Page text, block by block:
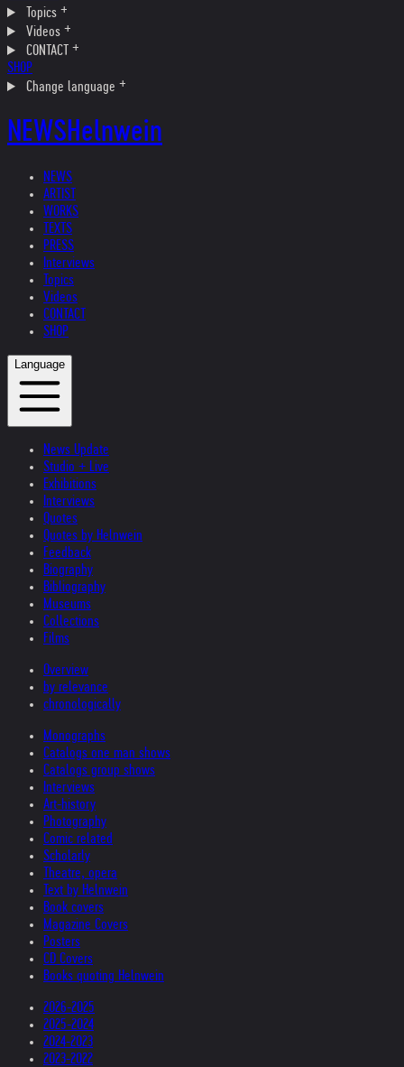
Topics
Videos
CONTACT
SHOP
Change language
NEWSHelnwein
NEWS
ARTIST
WORKS
TEXTS
PRESS
Interviews
Topics
Videos
CONTACT
SHOP
Language
News Update
Studio + Live
Exhibitions
Interviews
Quotes
Quotes by Helnwein
Feedback
Biography
Bibliography
Museums
Collections
Films
Overview
by relevance
chronologically
Monographs
Catalogs one man shows
Catalogs group shows
Interviews
Art-history
Photography
Comic related
Scholarly
Theatre, opera
Text by Helnwein
Book covers
Magazine Covers
Posters
CD Covers
Books quoting Helnwein
2026-2025
2025-2024
2024-2023
2023-2022